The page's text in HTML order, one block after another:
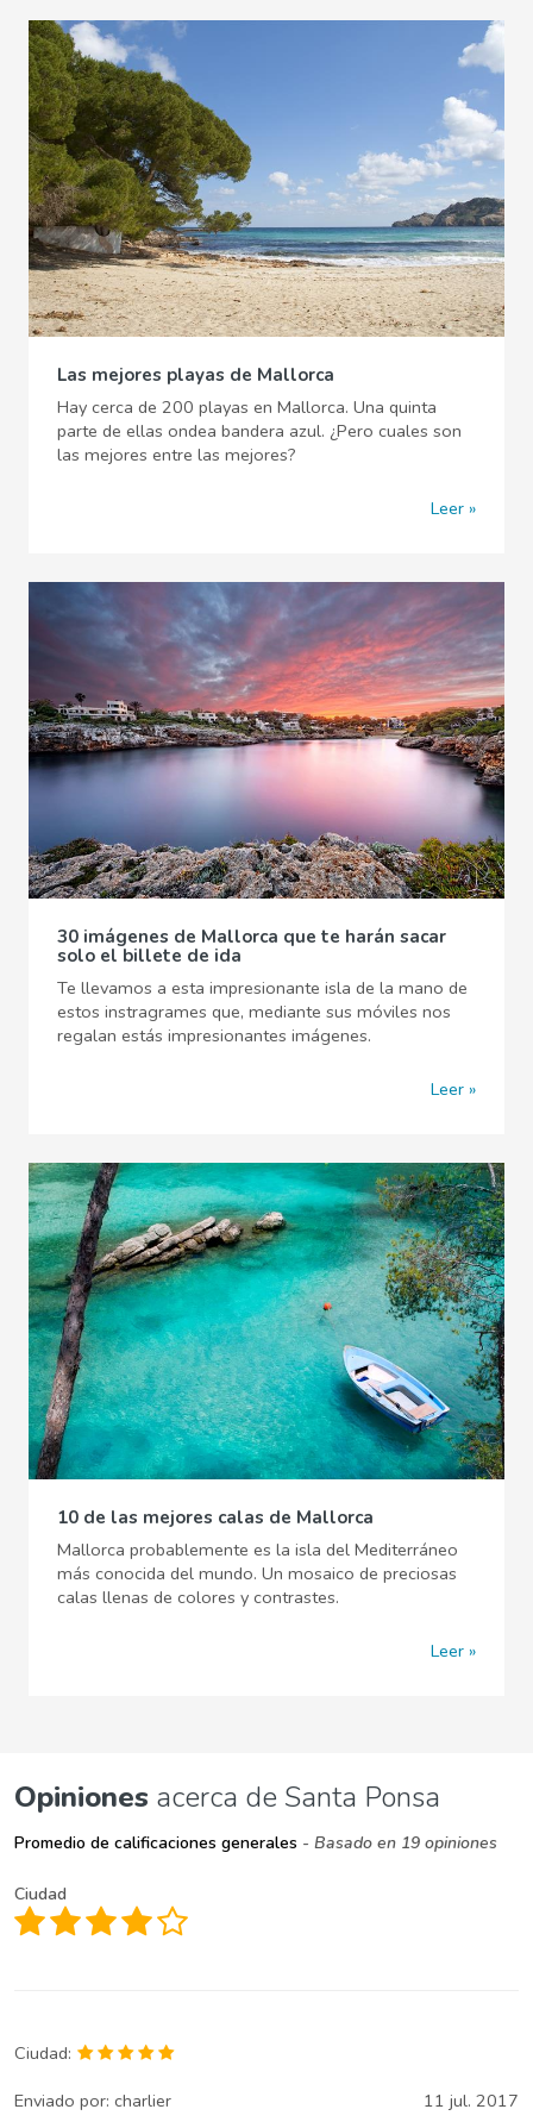
Las mejores playas de Mallorca
Hay cerca de 200 playas en Mallorca. Una quinta
parte de ellas ondea bandera azul. ¿Pero cuales son
las mejores entre las mejores?
Leer
30 imágenes de Mallorca que te harán sacar
solo el billete de ida
Te llevamos a esta impresionante isla de la mano de
estos instragrames que, mediante sus móviles nos
regalan estás impresionantes imágenes.
Leer
10 de las mejores calas de Mallorca
Mallorca probablemente es la isla del Mediterráneo
más conocida del mundo. Un mosaico de preciosas
calas llenas de colores y contrastes.
Leer
Opiniones acerca de Santa Ponsa
Promedio de calificaciones generales - Basado en 19 opiniones
Ciudad
Ciudad:
Enviado por: charlier 11 jul. 2017